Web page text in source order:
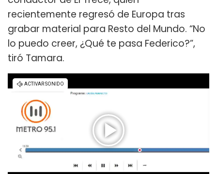
recientemente regresó de Europa tras
grabar material para Resto del Mundo. “No
lo puedo creer, ¿Qué te pasa Federico?”,
tiró Tamara.